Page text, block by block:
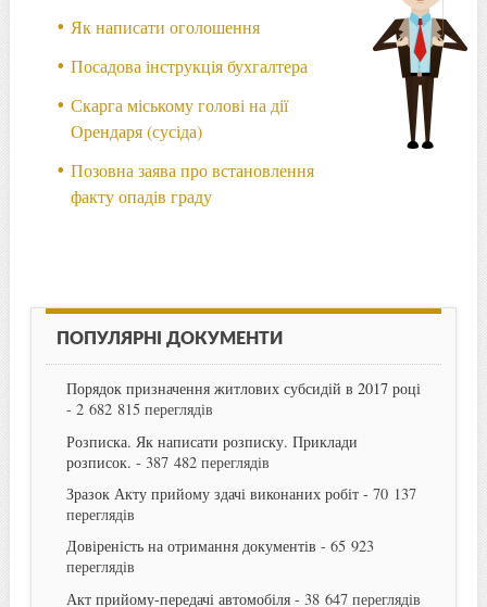
Як написати оголошення
Посадова інструкція бухгалтера
Скарга міському голові на дії
Орендаря (сусіда)
Позовна заява про встановлення
факту опадів граду
ПОПУЛЯРНІ ДОКУМЕНТИ
Порядок призначення житлових субсидій в 2017 році
- 2 682 815 переглядів
Розписка. Як написати розписку. Приклади
розписок. - 387 482 переглядів
Зразок Акту прийому здачі виконаних робіт- 70 137
переглядів
Довіреність на отримання документів - 65 923
переглядів
Акт прийому-передачі автомобіля- 38 647 переглядів